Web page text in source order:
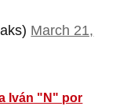
March 21,
Iván "N" por